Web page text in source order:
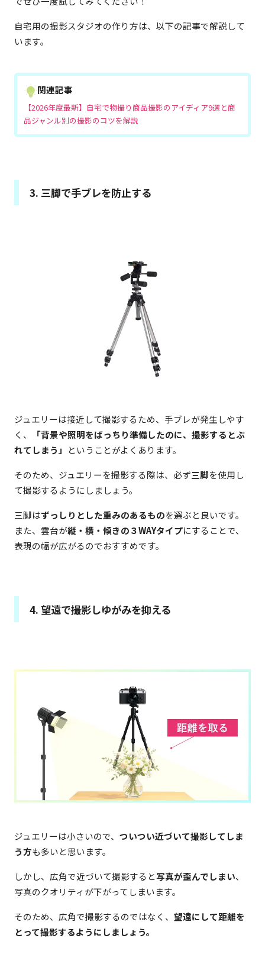
自宅用の撮影スタジオの作り方は、以下の記事で解説して
います。
関連記事
【2026年度最新】自宅で物撮り商品撮影のアイディア9選と商
品ジャンル別の撮影のコツを解説
3. 三脚で手ブレを防止する
ジュエリーは接近して撮影するため、手ブレが発生しやす
く、
「背景や照明をばっちり準備したのに、撮影するとぶ
れてしまう」
ということがよくあります。
そのため、ジュエリーを撮影する際は、必ず三脚を使用し
て撮影するようにしましょう。
三脚はずっしりとした重みのあるものを選ぶと良いです。
また、雲台が縦・横・傾きの３WAYタイプにすることで、
表現の幅が広がるのでおすすめです。
4. 望遠で撮影しゆがみを抑える
ジュエリーは小さいので、 ついつい近づいて撮影してしま
う方も多いと思います。
しかし、広角で近づいて撮影すると写真が歪んでしまい、
写真のクオリティが下がってしまいます。
そのため、広角で撮影するのではなく、 望遠にして距離を
とって撮影するようにしましょう。